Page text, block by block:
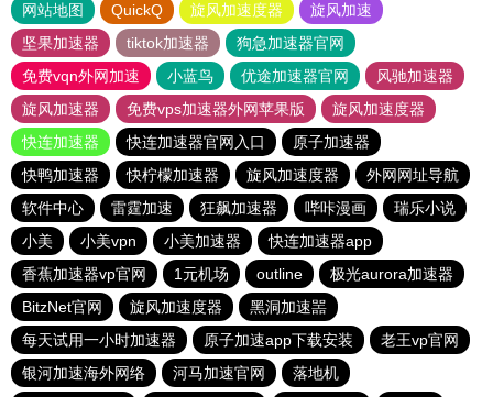
网站地图 QuickQ 旋风加速度器
旋风加速
坚果加速器
tiktok加速器
狗急加速器官网
免费vqn外网加速
小蓝鸟 优途加速器官网
风驰加速器
旋风加速器
免费vps加速器外网苹果版
旋风加速度器
快连加速器
快连加速器官网入口
原子加速器
快鸭加速器
快柠檬加速器 旋风加速度器
外网网址导航
软件中心
雷霆加速 狂飙加速器 哔咔漫画
瑞乐小说
小美
小美vpn 小美加速器
快连加速器app
香蕉加速器vp官网
1元机场 outline
极光aurora加速器
BitzNet官网
旋风加速度器
黑洞加速噐
每天试用一小时加速器
原子加速app下载安装
老王vp官网
银河加速海外网络
河马加速官网 落地机